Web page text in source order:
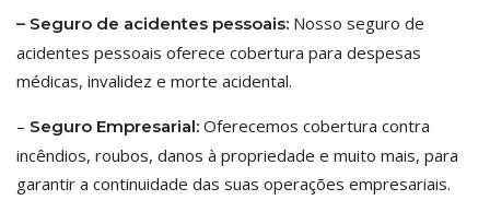
– Seguro de acidentes pessoais: Nosso seguro de
acidentes pessoais oferece cobertura para despesas
médicas, invalidez e morte acidental.
– Seguro Empresarial: Oferecemos cobertura contra
incêndios, roubos, danos à propriedade e muito mais, para
garantir a continuidade das suas operações empresariais.